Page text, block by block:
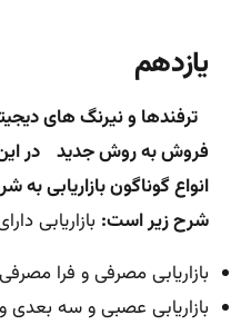
یازدهم
ترفندها و نیرنگ های
فروش به روش جدید در
انواع گوناگون بازاریابی
شرح زیر است: بازاریابی
بازاریابی مصرفی و فرا
بازاریابی عصبی و سه بعدی